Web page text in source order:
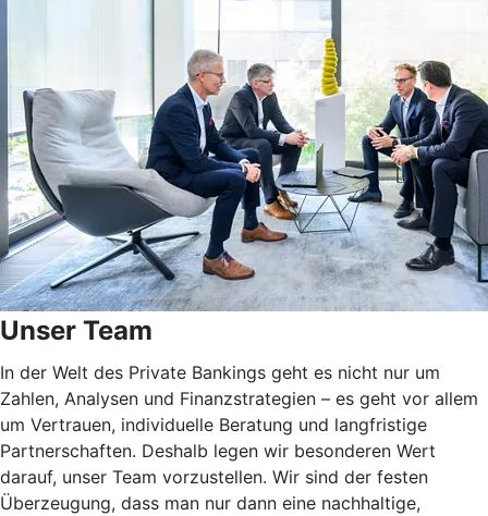
Unser Team
In der Welt des Private Bankings geht es nicht nur um
Zahlen, Analysen und Finanzstrategien – es geht vor allem
um Vertrauen, individuelle Beratung und langfristige
Partnerschaften. Deshalb legen wir besonderen Wert
darauf, unser Team vorzustellen. Wir sind der festen
Überzeugung, dass man nur dann eine nachhaltige,